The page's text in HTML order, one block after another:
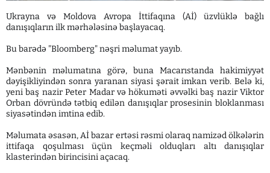
Ukrayna və Moldova Avropa İttifaqına (Aİ) üzvlüklə bağlı
danışıqların ilk mərhələsinə başlayacaq.
Bu barədə "Bloomberg" nəşri məlumat yayıb.
Mənbənin məlumatına görə, buna Macarıstanda hakimiyyət
dəyişikliyindən sonra yaranan siyasi şərait imkan verib. Belə ki,
yeni baş nazir Peter Madar və hökuməti əvvəlki baş nazir Viktor
Orban dövründə tətbiq edilən danışıqlar prosesinin bloklanması
siyasətindən imtina edib.
Məlumata əsasən, Aİ bazar ertəsi rəsmi olaraq namizəd ölkələrin
ittifaqa qoşulması üçün keçməli olduqları altı danışıqlar
klasterindən birincisini açacaq.